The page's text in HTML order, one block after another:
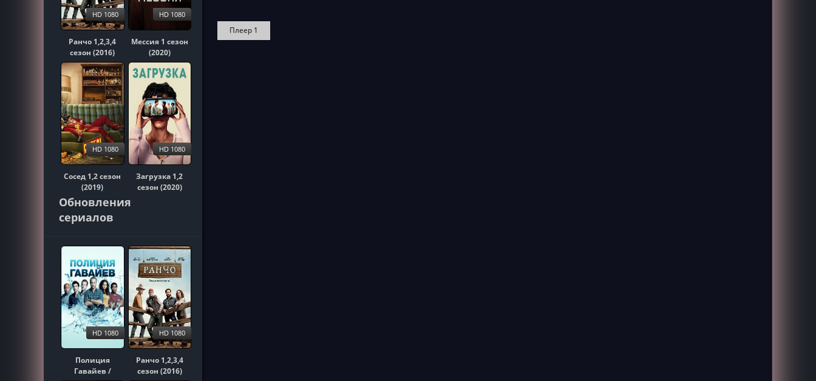
Ранчо 1,2,3,4
сезон (2016)
HD 1080
Мессия 1 сезон
(2020)
HD 1080
Сосед 1,2 сезон
(2019)
HD 1080
Загрузка 1,2
сезон (2020)
HD 1080
Обновления
сериалов
Полиция
Гавайев /
HD 1080
Ранчо 1,2,3,4
сезон (2016)
HD 1080
Плеер 1